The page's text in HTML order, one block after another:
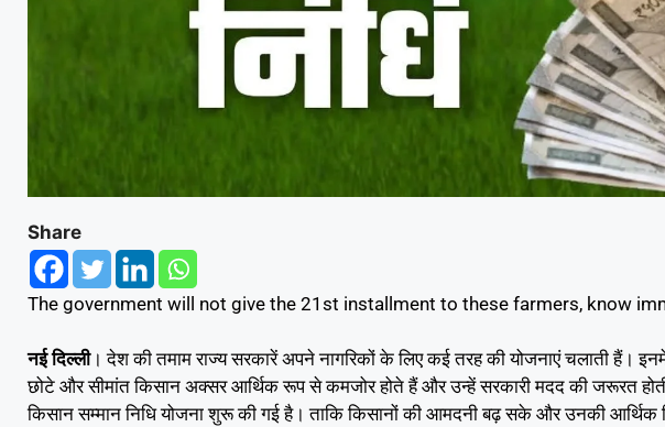
Share
The government will not give the 21st installment to these farmers, know
नई दिल्ली। देश की तमाम राज्य सरकारें अपने नागरिकों के लिए कई तरह की योजनाएं चलाती हैं।
छोटे और सीमांत किसान अक्सर आर्थिक रूप से कमजोर होते हैं और उन्हें सरकारी मदद की जरूरत
किसान सम्मान निधि योजना शुरू की गई है। ताकि किसानों की आमदनी बढ़ सके और उनकी आर्थिक